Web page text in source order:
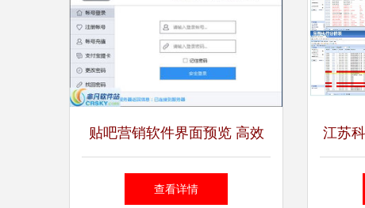
贴吧营销软件界面预览 高效
运营的视觉与功能融合指南
查看详情
江苏